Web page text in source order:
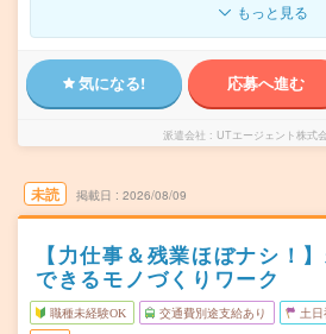
もっと見る
気になる! 応募へ進む
派遣会社 UTエージェント株式
未読 掲載日 2026/08/09
【力仕事＆残業ほぼナシ！
できるモノづくりワーク
職種未経験OK 交通費別途支給あり 土